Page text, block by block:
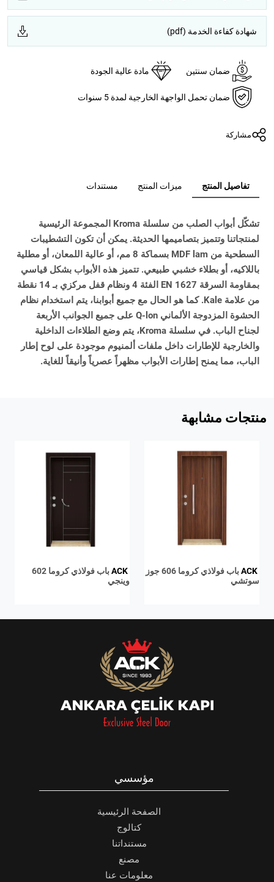
شهادة كفاءة الخدمة (pdf)
ضمان سنتين مادة عالية الجودة
ضمان تحمل الواجهة الخارجية لمدة 5 سنوات
مشاركة
تفاصيل المنتج ميزات المنتج مستندات
تشكّل أبواب الصلب من سلسلة Kroma المجموعة الرئيسية
لمنتجاتنا وتتميز بتصاميمها الحديثة. يمكن أن تكون التشطيبات
السطحية من MDF lam بسماكة 8 مم، أو عالية اللمعان، أو مطلية
باللاكيه، أو بطلاء خشبي طبيعي. تتميز هذه الأبواب بشكل قياسي
بمقاومة السرقة EN 1627 الفئة 4 ونظام قفل مركزي بـ 14 نقطة
من علامة Kale. كما هو الحال مع جميع أبوابنا، يتم استخدام نظام
الحشوة المزدوجة الألماني Q-lon على جميع الجوانب الأربعة
لجناح الباب. في سلسلة Kroma، يتم وضع الطلاءات الداخلية
والخارجية للإطارات داخل ملفات ألمنيوم موجودة على لوح إطار
الباب، مما يمنح إطارات الأبواب مظهراً عصرياً وأنيقاً للغاية.
منتجات مشابهة
ACK
باب فولاذي كروما 606 جوز
سوتشي
ACK
باب فولاذي كروما 602
وينجي
مؤسسي
الصفحة الرئيسية
كتالوج
مستنداتنا
مصنع
معلومات عنا